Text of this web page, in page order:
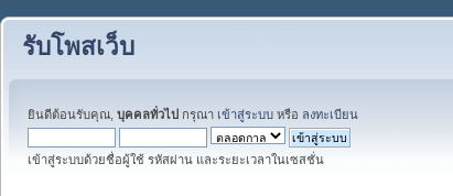
รับโพสเว็บ
ยินดีต้อนรับคุณ, บุคคลทั่วไป กรุณา เข้าสู่ระบบ หรือ ลงทะเบียน
เข้าสู่ระบบด้วยชื่อผู้ใช้ รหัสผ่าน และระยะเวลาในเซสชั่น